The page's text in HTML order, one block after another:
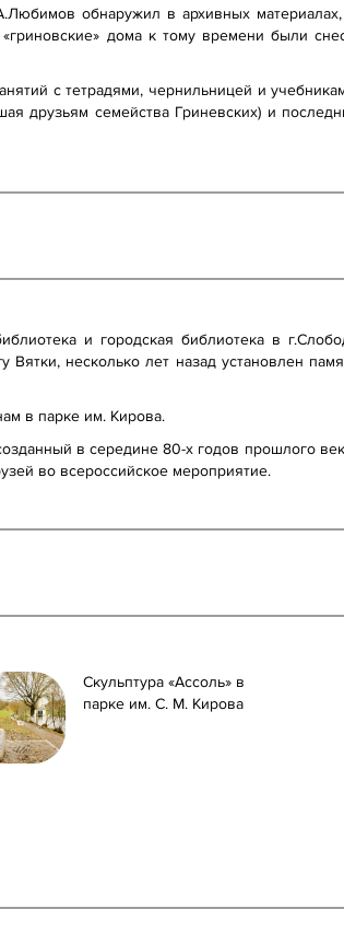
обнаружил в архивных
дома к тому времени были
с тетрадями, чернильницей и
друзьям семейства Гриневских) и
и городская библиотека в
несколько лет назад установлен
в парке им. Кирова.
в середине 80-х годов прошлого
во всероссийское мероприятие.
Скульптура «Ассоль» в
парке им. С. М. Кирова